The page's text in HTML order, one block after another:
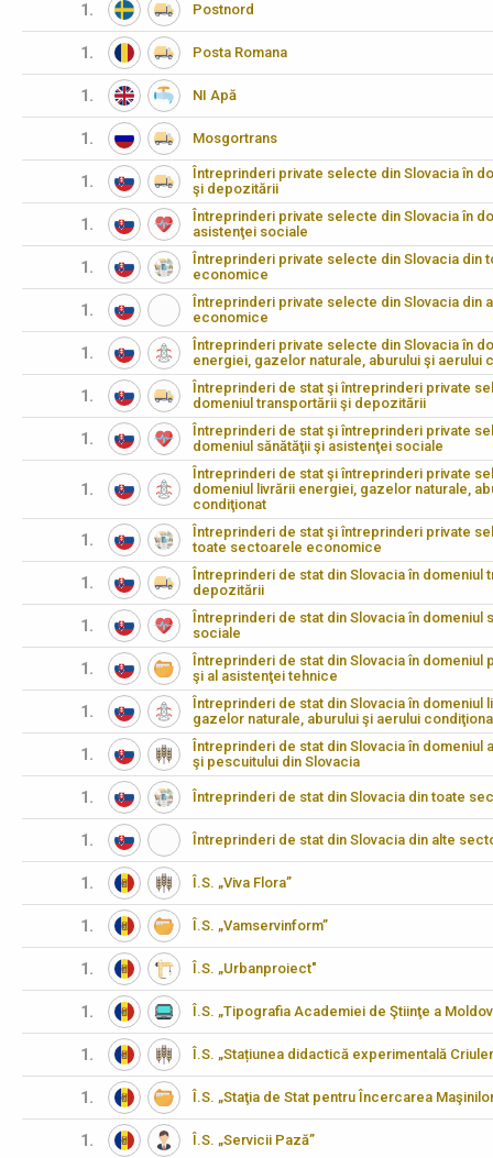
1. Postnord
1. Posta Romana
1. NI Apă
1. Mosgortrans
1.
Întreprinderi private selecte din Slovacia în
şi depozitării
1.
Întreprinderi private selecte din Slovacia în
asistenţei sociale
1.
Întreprinderi private selecte din Slovacia din
economice
1.
Întreprinderi private selecte din Slovacia din
economice
1.
Întreprinderi private selecte din Slovacia în
energiei, gazelor naturale, aburului şi aerului
1.
Întreprinderi de stat şi întreprinderi private
domeniul transportării şi depozitării
1.
Întreprinderi de stat şi întreprinderi private
domeniul sănătăţii şi asistenţei sociale
1.
Întreprinderi de stat şi întreprinderi private
domeniul livrării energiei, gazelor naturale,
condiţionat
1.
Întreprinderi de stat şi întreprinderi private
toate sectoarele economice
1.
Întreprinderi de stat din Slovacia în domeniul
depozitării
1.
Întreprinderi de stat din Slovacia în domeniul
sociale
1.
Întreprinderi de stat din Slovacia în domeniul
şi al asistenţei tehnice
1.
Întreprinderi de stat din Slovacia în domeniul
gazelor naturale, aburului şi aerului
1.
Întreprinderi de stat din Slovacia în domeniul
şi pescuitului din Slovacia
1. Întreprinderi de stat din Slovacia din toate
1. Întreprinderi de stat din Slovacia din alte
1. Î.S. „Viva Flora”
1. Î.S. „Vamservinform”
1. Î.S. „Urbanproiect"
1. Î.S. „Tipografia Academiei de Ştiinţe a
1. Î.S. „Stațiunea didactică experimentală
1. Î.S. „Staţia de Stat pentru Încercarea
1. Î.S. „Servicii Pază”